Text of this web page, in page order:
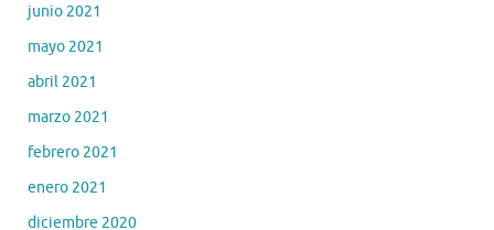
junio 2021
mayo 2021
abril 2021
marzo 2021
febrero 2021
enero 2021
diciembre 2020